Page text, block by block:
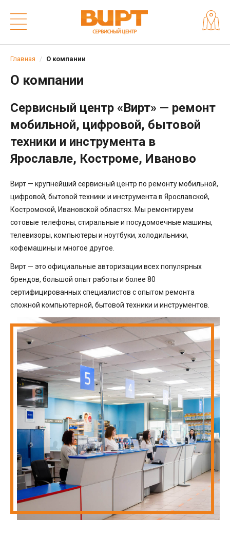
Главная О компании
О компании
Сервисный центр «Вирт» — ремонт
мобильной, цифровой, бытовой
техники и инструмента в
Ярославле, Костроме, Иваново
Вирт — крупнейший сервисный центр по ремонту мобильной,
цифровой, бытовой техники и инструмента в Ярославской,
Костромской, Ивановской областях. Мы ремонтируем
сотовые телефоны, стиральные и посудомоечные машины,
телевизоры, компьютеры и ноутбуки, холодильники,
кофемашины и многое другое.
Вирт — это официальные авторизации всех популярных
брендов, большой опыт работы и более 80
сертифицированных специалистов с опытом ремонта
сложной компьютерной, бытовой техники и инструментов.